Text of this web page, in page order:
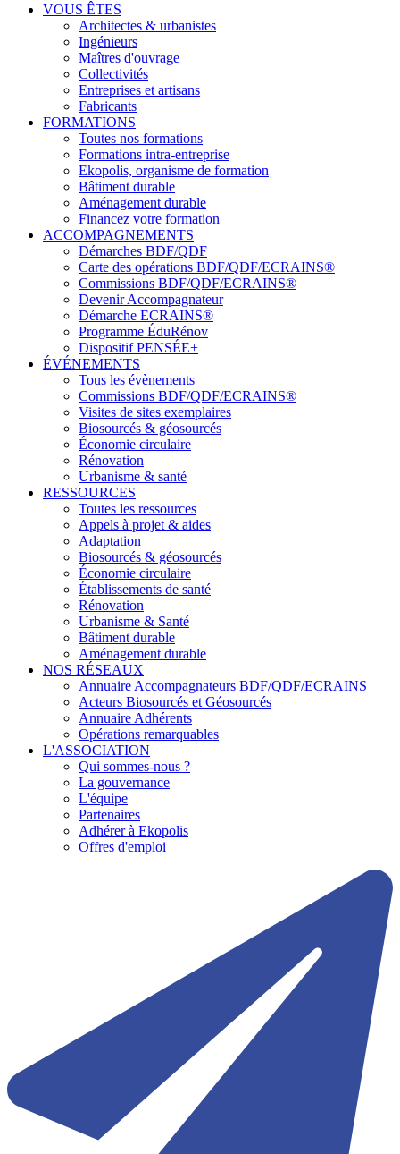
VOUS ÊTES
Architectes & urbanistes
Ingénieurs
Maîtres d'ouvrage
Collectivités
Entreprises et artisans
Fabricants
FORMATIONS
Toutes nos formations
Formations intra-entreprise
Ekopolis, organisme de formation
Bâtiment durable
Aménagement durable
Financez votre formation
ACCOMPAGNEMENTS
Démarches BDF/QDF
Carte des opérations BDF/QDF/ECRAINS®
Commissions BDF/QDF/ECRAINS®
Devenir Accompagnateur
Démarche ECRAINS®
Programme ÉduRénov
Dispositif PENSÉE+
ÉVÉNEMENTS
Tous les évènements
Commissions BDF/QDF/ECRAINS®
Visites de sites exemplaires
Biosourcés & géosourcés
Économie circulaire
Rénovation
Urbanisme & santé
RESSOURCES
Toutes les ressources
Appels à projet & aides
Adaptation
Biosourcés & géosourcés
Économie circulaire
Établissements de santé
Rénovation
Urbanisme & Santé
Bâtiment durable
Aménagement durable
NOS RÉSEAUX
Annuaire Accompagnateurs BDF/QDF/ECRAINS
Acteurs Biosourcés et Géosourcés
Annuaire Adhérents
Opérations remarquables
L'ASSOCIATION
Qui sommes-nous ?
La gouvernance
L'équipe
Partenaires
Adhérer à Ekopolis
Offres d'emploi